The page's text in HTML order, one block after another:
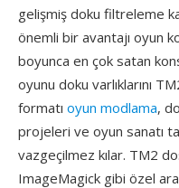
gelişmiş doku filtreleme
önemli bir avantajı oyun
boyunca en çok satan
oyunu doku varlıklarını
formatı oyun modlama,
projeleri ve oyun sanatı
vazgeçilmez kılar. TM2
ImageMagick gibi özel